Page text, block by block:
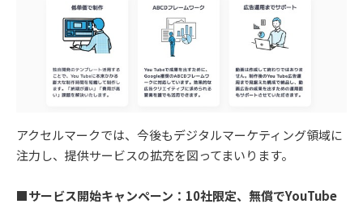
アクセルマークでは、今後もデジタルマーケティング領域に
注力し、提供サービスの拡充を図ってまいります。
■サービス開始キャンペーン：10社限定、無償でYouTube